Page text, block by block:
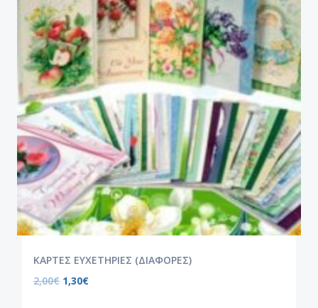
ΚΑΡΤΕΣ ΕΥΧΕΤΗΡΙΕΣ (ΔΙΑΦΟΡΕΣ)
2,00€ 1,30€